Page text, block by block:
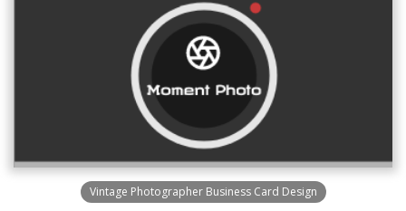
Vintage Photographer Business Card Design